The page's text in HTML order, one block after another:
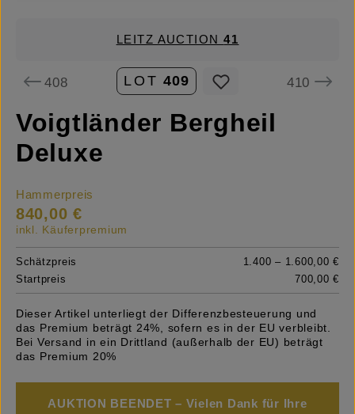
LEITZ AUCTION41
408 LOT 409 410
Voigtländer Bergheil
Deluxe
Hammerpreis
840,00 €
inkl. Käuferpremium
Schätzpreis
1.400 – 1.600,00 €
Startpreis
700,00 €
Dieser Artikel unterliegt der Differenzbesteuerung und
das Premium beträgt 24%, sofern es in der EU verbleibt.
Bei Versand in ein Drittland (außerhalb der EU) beträgt
das Premium 20%
AUKTION BEENDET – Vielen Dank für Ihre